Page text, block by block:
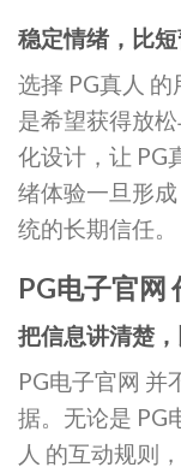
稳定情绪，比
选择 PG真人
是希望获得放
化设计，让 PG
绪体验一旦形
统的长期信任。
PG电子官网
把信息讲清楚
PG电子官网 并
据。无论是 PG
人 的互动规则